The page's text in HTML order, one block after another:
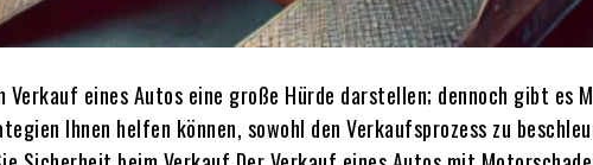
eines Autos eine große Hürde darstellen; dennoch gibt es
Ihnen helfen können, sowohl den Verkaufsprozess zu